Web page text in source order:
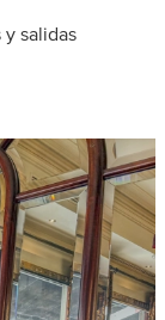
y salidas